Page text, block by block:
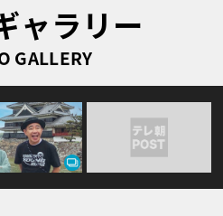
ャラリー
GALLERY